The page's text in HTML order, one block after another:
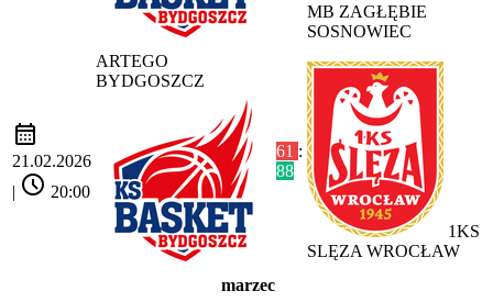
MB ZAGŁĘBIE
SOSNOWIEC
calendar_month
21.02.2026
| schedule 20:00
ARTEGO
BYDGOSZCZ
61 :
88
1KS
SLĘZA WROCŁAW
marzec